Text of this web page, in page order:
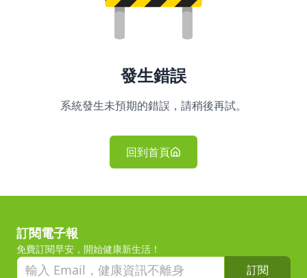
發生錯誤
系統發生未預期的錯誤，請稍後再試。
回到首頁
訂閱電子報
免費訂閱早安，開始健康新生活！
訂閱